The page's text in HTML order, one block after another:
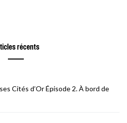
récents
Cités d’Or Épisode 2. À bord de